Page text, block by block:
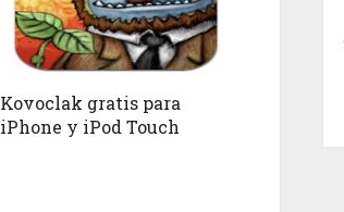
Kovoclak gratis para
iPhone y iPod Touch